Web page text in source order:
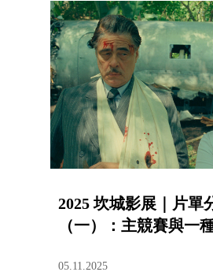
2025 坎城影展｜片單
（一）：主競賽與一
05.11.2025